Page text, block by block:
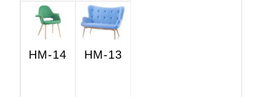
HM-14 HM-13